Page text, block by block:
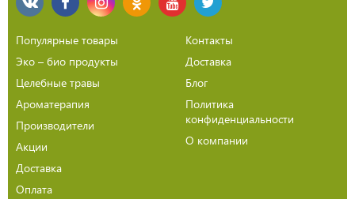
Популярные товары
Эко – био продукты
Целебные травы
Ароматерапия
Производители
Акции
Доставка
Оплата
Контакты
Доставка
Блог
Политика
конфиденциальности
О компании